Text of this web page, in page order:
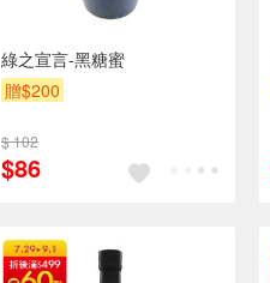
綠之宣言-黑糖蜜
贈$200
$ 102
$86